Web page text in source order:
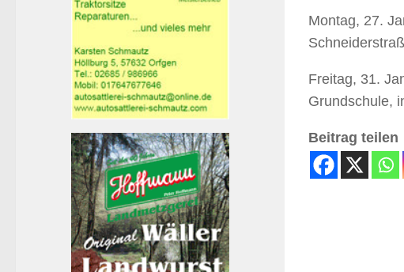
Montag, 27.
Freitag, 31.
Grundschule,
Beitrag teilen